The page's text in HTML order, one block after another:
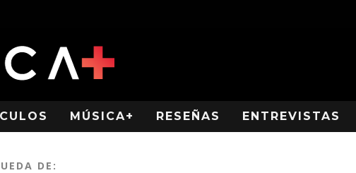
MÚSICA+ RESEÑAS ENTREVISTAS
DE: